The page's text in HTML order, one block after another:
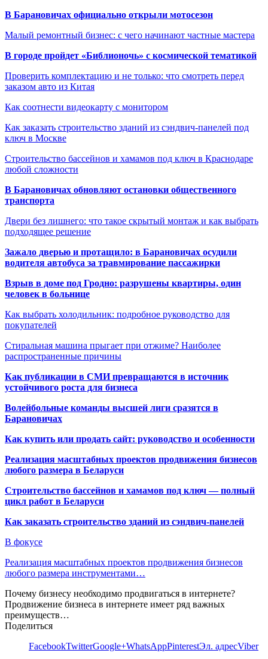
В Барановичах официально открыли мотосезон
Малый ремонтный бизнес: с чего начинают частные мастера
В городе пройдет «Библионочь» с космической тематикой
Проверить комплектацию и не только: что смотреть перед
заказом авто из Китая
Как соотнести видеокарту с монитором
Как заказать строительство зданий из сэндвич-панелей под
ключ в Москве
Строительство бассейнов и хамамов под ключ в Краснодаре
любой сложности
В Барановичах обновляют остановки общественного
транспорта
Двери без лишнего: что такое скрытый монтаж и как выбрать
подходящее решение
Зажало дверью и протащило: в Барановичах осудили
водителя автобуса за травмирование пассажирки
Взрыв в доме под Гродно: разрушены квартиры, один
человек в больнице
Как выбрать холодильник: подробное руководство для
покупателей
Стиральная машина прыгает при отжиме? Наиболее
распространенные причины
Как публикации в СМИ превращаются в источник
устойчивого роста для бизнеса
Волейбольные команды высшей лиги сразятся в
Барановичах
Как купить или продать сайт: руководство и особенности
Реализация масштабных проектов продвижения бизнесов
любого размера в Беларуси
Строительство бассейнов и хамамов под ключ — полный
цикл работ в Беларуси
Как заказать строительство зданий из сэндвич-панелей
В фокусе
Реализация масштабных проектов продвижения бизнесов
любого размера инструментами…
Почему бизнесу необходимо продвигаться в интернете?
Продвижение бизнеса в интернете имеет ряд важных
преимуществ…
Поделиться
FacebookTwitterGoogle+WhatsAppPinterestЭл. адресViber